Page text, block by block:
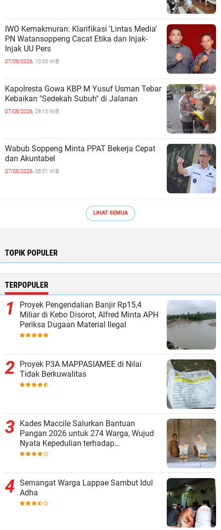
IWO Kemakmuran: Klarifikasi 'Lintas Media'
PN Watansoppeng Cacat Etika dan Injak-
Injak UU Pers
07/08/2026, 10:33 WIB
Kapolresta Gowa KBP M Yusuf Usman Tebar
Kebaikan "Sedekah Subuh" di Jalanan ‎
07/08/2026, 09:13 WIB
Wabub Soppeng Minta PPAT Bekerja Cepat
dan Akuntabel ‎
07/08/2026, 08:31 WIB
LIHAT SEMUA
TOPIK POPULER
TERPOPULER
Proyek Pengendalian Banjir Rp15,4
Miliar di Kebo Disorot, Alfred Minta APH
Periksa Dugaan Material Ilegal
Proyek P3A MAPPASIAMEE di Nilai
Tidak Berkuwalitas
Kades Maccile Salurkan Bantuan
Pangan 2026 untuk 274 Warga, Wujud
Nyata Kepedulian terhadap
Kesejahteraan Masyarakat
Semangat Warga Lappae Sambut Idul
Adha